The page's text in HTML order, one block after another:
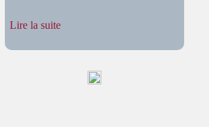
Lire la suite:
sur
Réseau